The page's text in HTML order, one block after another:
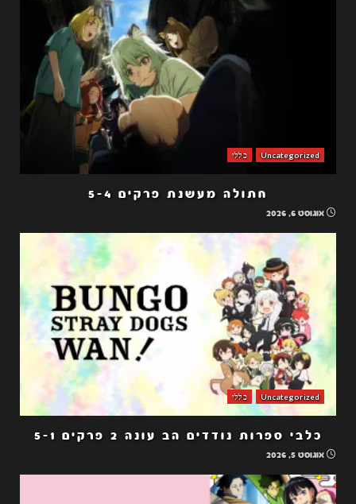
Uncategorized כללי
חתולה מעשנת פרקים 5-4
אוגוסט 6, 2026
Uncategorized כללי
כלבי ספרות נודדים הב עונה 2 פרקים 5-1
אוגוסט 5, 2026